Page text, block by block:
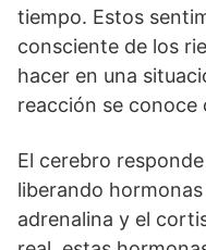
tiempo. Estos
consciente de los
hacer en una
reacción se conoce
El cerebro
liberando
adrenalina y el